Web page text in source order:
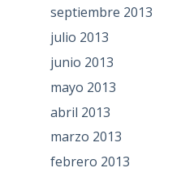
septiembre 2013
julio 2013
junio 2013
mayo 2013
abril 2013
marzo 2013
febrero 2013